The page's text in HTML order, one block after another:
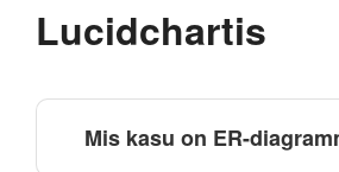
Lucidchartis
Mis kasu on ER-